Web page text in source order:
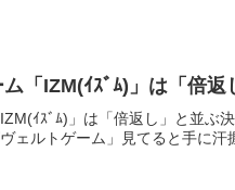
「IZM(ｲｽﾞﾑ)」は「倍返
ｲｽﾞﾑ)」は「倍返し」と並ぶ
ェルトゲーム」見てると手に汗